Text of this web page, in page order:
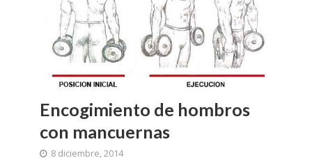
Encogimiento de hombros
con mancuernas
8 diciembre, 2014